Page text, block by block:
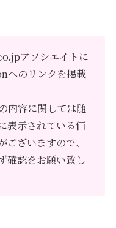
アソシエイトに
へのリンクを掲載
内容に関しては随
表示されている価
ざいますので、
確認をお願い致し